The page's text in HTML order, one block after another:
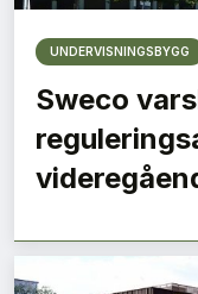
UNDERVISNINGSBYGG
Sweco